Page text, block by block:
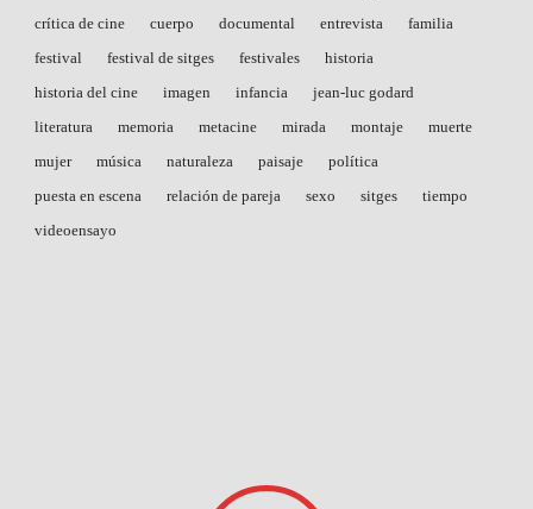
crítica de cine
cuerpo documental entrevista
familia
festival
festival de sitges festivales
historia
historia del cine
imagen infancia
jean-luc godard
literatura
memoria metacine mirada montaje
muerte
mujer
música naturaleza paisaje
política
puesta en escena
relación de pareja sexo sitges
tiempo
videoensayo